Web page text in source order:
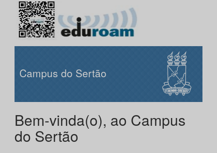
Campus do Sertão
Bem-vinda(o), ao Campus
do Sertão